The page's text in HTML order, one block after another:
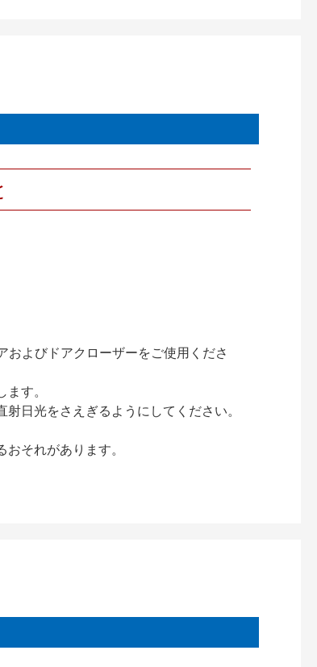
よびドアクローザーをご使用くださ
す。
日光をさえぎるようにしてください。
それがあります。